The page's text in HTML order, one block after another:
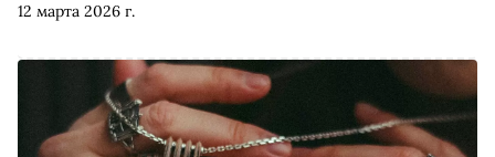
12 марта 2026 г.
независимых театрах. «Сноб» выбрал семь молодых
титрах — и за которыми особенно интересно следить
прямо сейчас